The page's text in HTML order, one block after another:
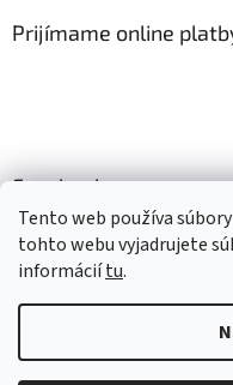
Tento web používa
tohto webu vyjadrujete
informáciítu.
Prijímame online
Facebook